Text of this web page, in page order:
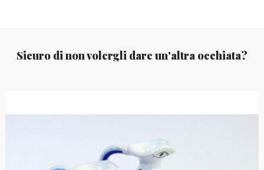
Sicuro di non volergli dare un'altra occhiata?